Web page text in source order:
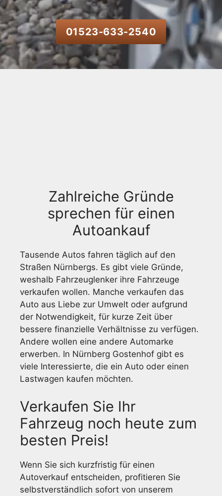
01523-633-2540
Zahlreiche Gründe
sprechen für einen
Autoankauf
Tausende Autos fahren täglich auf den
Straßen Nürnbergs. Es gibt viele Gründe,
weshalb Fahrzeuglenker ihre Fahrzeuge
verkaufen wollen. Manche verkaufen das
Auto aus Liebe zur Umwelt oder aufgrund
der Notwendigkeit, für kurze Zeit über
bessere finanzielle Verhältnisse zu verfügen.
Andere wollen eine andere Automarke
erwerben. In Nürnberg Gostenhof gibt es
viele Interessierte, die ein Auto oder einen
Lastwagen kaufen möchten.
Verkaufen Sie Ihr
Fahrzeug noch heute zum
besten Preis!
Wenn Sie sich kurzfristig für einen
Autoverkauf entscheiden, profitieren Sie
selbstverständlich sofort von unserem